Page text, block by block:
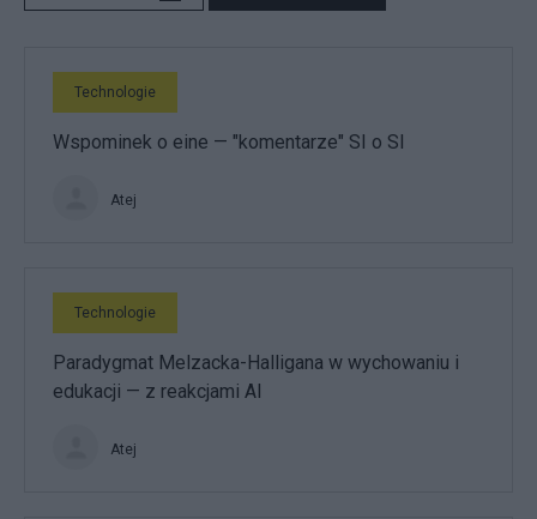
Technologie
Wspominek o eine — "komentarze" SI o SI
Atej
Technologie
Paradygmat Melzacka-Halligana w wychowaniu i
edukacji — z reakcjami AI
Atej